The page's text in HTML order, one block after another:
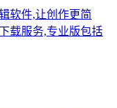
软件,让创作更简
载服务,专业版包括